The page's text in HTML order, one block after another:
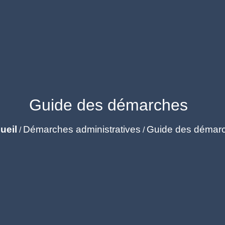
Guide des démarches
/ Démarches administratives / Guide des